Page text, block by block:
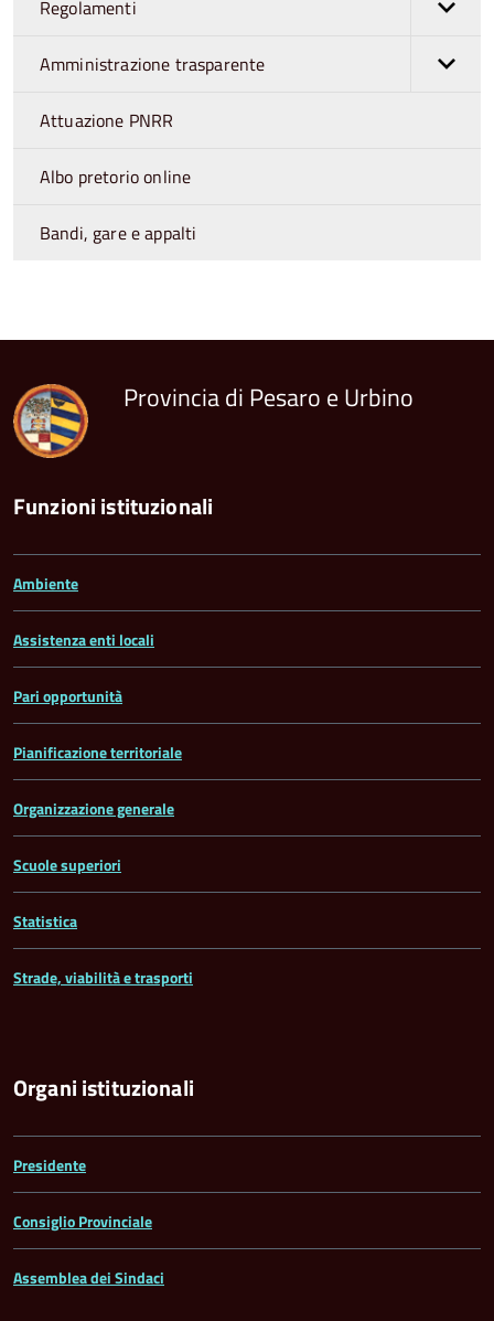
Regolamenti
Amministrazione trasparente
Attuazione PNRR
Albo pretorio online
Bandi, gare e appalti
del
Provincia di Pesaro e Urbino
Funzioni istituzionali
Ambiente
Assistenza enti locali
Pari opportunità
Pianificazione territoriale
Organizzazione generale
Scuole superiori
Statistica
Strade, viabilità e trasporti
Organi istituzionali
Presidente
Consiglio Provinciale
Assemblea dei Sindaci